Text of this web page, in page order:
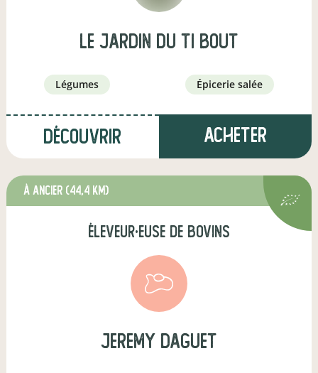
Le jardin du Ti bout
légumes épicerie salée
Découvrir Acheter
à Ancier (44,4 km)
éleveur·euse de bovins
jeremy daguet